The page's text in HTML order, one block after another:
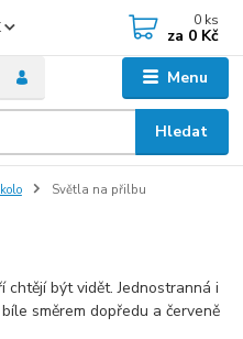
Menu
Hledat
0 ks
za 0 Kč
Světla na přilbu
chtějí být vidět. Jednostranná i
směrem dopředu a červeně